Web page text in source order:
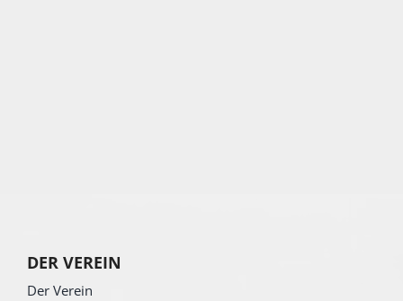
DER VEREIN
Der Verein